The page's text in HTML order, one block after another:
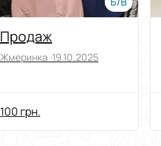
Продаж
Жмеринка ·19.10.2025
100 грн.